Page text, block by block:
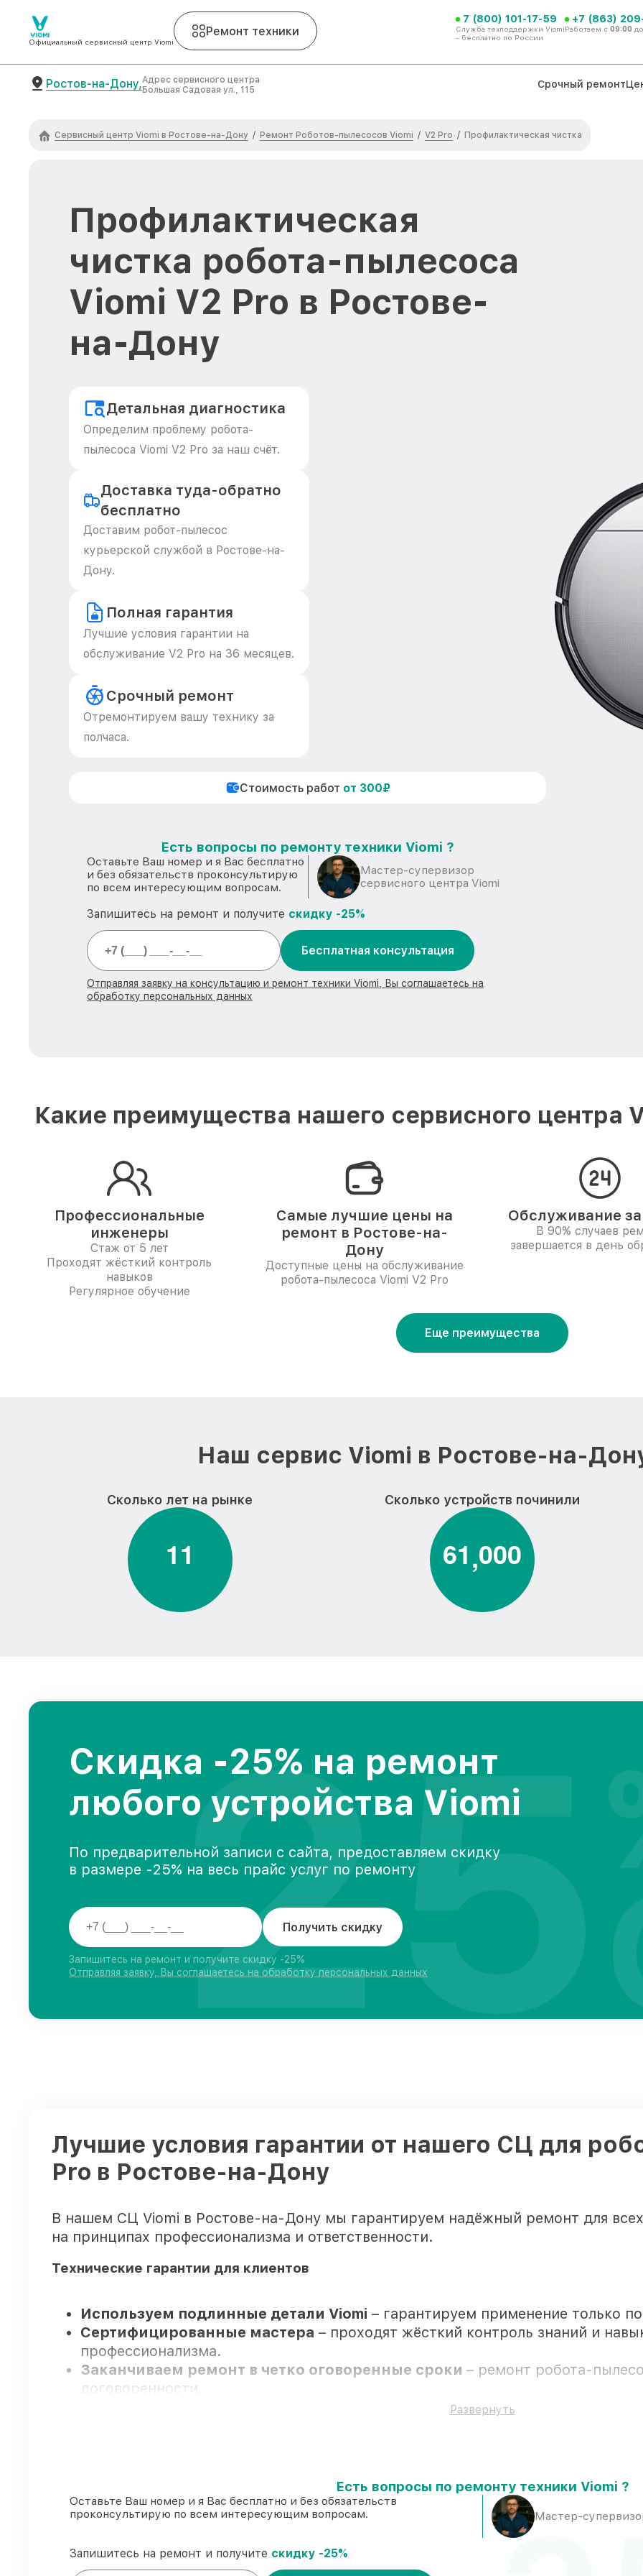
Официальный сервисный центр Viomi
Ремонт техники
7 (800) 101-17-59
Служба техподдержки Viomi
- бесплатно по России
+7 (863)
Работаем с 09:00
Ростов-на-Дону,Адрес сервисного центра
Большая Садовая ул., 115
Срочный ремонт
Сервисный центр Viomi в Ростове-на-Дону / Ремонт Роботов-пылесосов Viomi / V2 Pro / Профилактическая чистка
Профилактическая
чистка робота-пылесоса
Viomi V2 Pro в Ростове-
на-Дону
Детальная диагностика
Определим проблему робота-
пылесоса Viomi V2 Pro за наш счёт.
Доставка туда-обратно
бесплатно
Доставим робот-пылесос
курьерской службой в Ростове-на-
Дону.
Полная гарантия
Лучшие условия гарантии на
обслуживание V2 Pro на 36 месяцев.
Срочный ремонт
Отремонтируем вашу технику за
полчаса.
Стоимость работ от 300₽
Есть вопросы по ремонту техники Viomi ?
Оставьте Ваш номер и я Вас бесплатно
и без обязательств проконсультирую
по всем интересующим вопросам.
Мастер-супервизор
сервисного центра Viomi
Запишитесь на ремонт и получите скидку -25%
Бесплатная консультация
Отправляя заявку на консультацию и ремонт техники Viomi, Вы соглашаетесь на
обработку персональных данных
Какие преимущества нашего сервисного центра
Профессиональные
инженеры
Стаж от 5 лет
Проходят жёсткий контроль
навыков
Регулярное обучение
Самые лучшие цены на
ремонт в Ростове-на-
Дону
Доступные цены на обслуживание
робота-пылесоса Viomi V2 Pro
Обслуживание за
В 90% случаев
завершается в день
Еще преимущества
Наш сервис Viomi в Ростове-на-
Сколько лет на рынке
11
Сколько устройств починили
61,000
Скидка -25% на ремонт
любого устройства Viomi
По предварительной записи с сайта, предоставляем скидку
в размере -25% на весь прайс услуг по ремонту
Получить скидку
Запишитесь на ремонт и получите скидку -25%
Отправляя заявку, Вы соглашаетесь на обработку персональных данных
25
Лучшие условия гарантии от нашего СЦ для
Pro в Ростове-на-Дону
В нашем СЦ Viomi в Ростове-на-Дону мы гарантируем надёжный ремонт для
на принципах профессионализма и ответственности.
Технические гарантии для клиентов
Используем подлинные детали Viomi – гарантируем применение только
Сертифицированные мастера – проходят жёсткий контроль знаний и
профессионализма.
Заканчиваем ремонт в четко оговоренные сроки – ремонт робота-
договоренности.
– все все виды ремонта защищены официальной
80%работ проводим в присутствии клиента
90%запчастей Viomi готовы к установке в Ростове-на-Дону, остальные
– под любые запросы
85%работ исполняются за 1–2 часа, при незамедлительном начале работ
Развернуть
Есть вопросы по ремонту техники Viomi ?
Оставьте Ваш номер и я Вас бесплатно и без обязательств
проконсультирую по всем интересующим вопросам.
Мастер-
Запишитесь на ремонт и получите скидку -25%